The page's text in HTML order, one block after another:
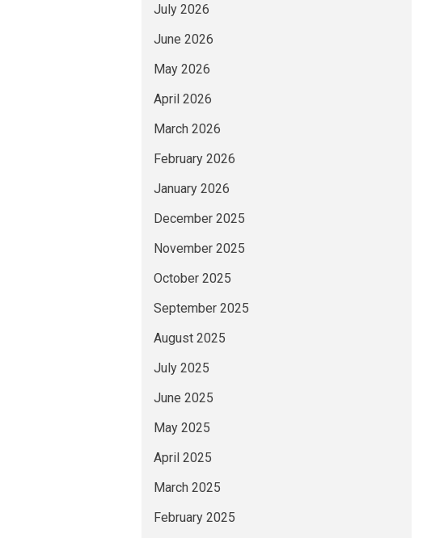
July 2026
June 2026
May 2026
April 2026
March 2026
February 2026
January 2026
December 2025
November 2025
October 2025
September 2025
August 2025
July 2025
June 2025
May 2025
April 2025
March 2025
February 2025